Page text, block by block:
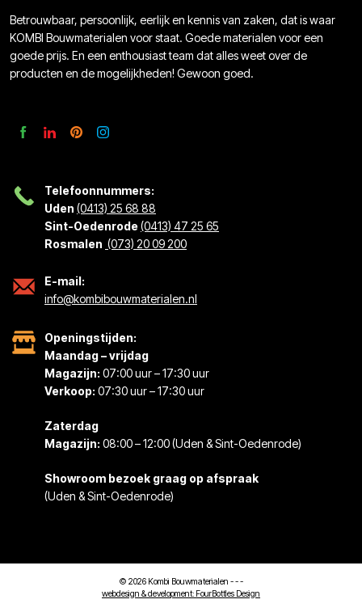
Betrouwbaar, persoonlijk, eerlijk en kennis van zaken, dat is waar
KOMBI Bouwmaterialen voor staat. Goede materialen voor een
goede prijs. En een enthousiast team dat alles weet over de
producten en de mogelijkheden! Gewoon goed.
Telefoonnummers:
Uden (0413) 25 68 88
Sint-Oedenrode(0413) 47 25 65
Rosmalen (073) 20 09 200
E-mail:
info@kombibouwmaterialen.nl
Openingstijden:
Maandag – vrijdag
Magazijn: 07:00 uur – 17:30 uur
Verkoop: 07:30 uur – 17:30 uur
Zaterdag
Magazijn: 08:00 – 12:00 (Uden & Sint-Oedenrode)
Showroom bezoek graag op afspraak
(Uden & Sint-Oedenrode)
© 2026 Kombi Bouwmaterialen ---
webdesign & development: FourBottles Design